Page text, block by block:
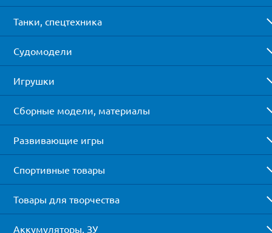
Танки, спецтехника
Судомодели
Игрушки
Сборные модели, материалы
Развивающие игры
Спортивные товары
Товары для творчества
Аккумуляторы, ЗУ